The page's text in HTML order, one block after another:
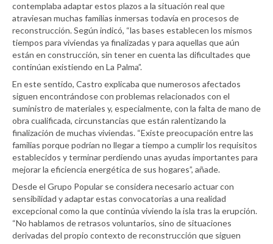
contemplaba adaptar estos plazos a la situación real que
atraviesan muchas familias inmersas todavía en procesos de
reconstrucción. Según indicó, “las bases establecen los mismos
tiempos para viviendas ya finalizadas y para aquellas que aún
están en construcción, sin tener en cuenta las dificultades que
continúan existiendo en La Palma”.
En este sentido, Castro explicaba que numerosos afectados
siguen encontrándose con problemas relacionados con el
suministro de materiales y, especialmente, con la falta de mano de
obra cualificada, circunstancias que están ralentizando la
finalización de muchas viviendas. “Existe preocupación entre las
familias porque podrían no llegar a tiempo a cumplir los requisitos
establecidos y terminar perdiendo unas ayudas importantes para
mejorar la eficiencia energética de sus hogares”, añade.
Desde el Grupo Popular se considera necesario actuar con
sensibilidad y adaptar estas convocatorias a una realidad
excepcional como la que continúa viviendo la isla tras la erupción.
“No hablamos de retrasos voluntarios, sino de situaciones
derivadas del propio contexto de reconstrucción que siguen